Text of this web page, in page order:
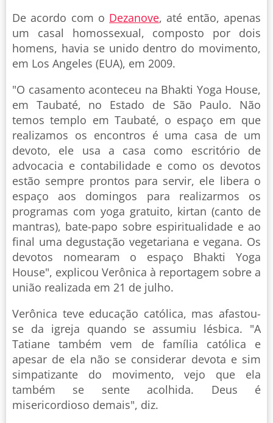
De acordo com o Dezanove, até então, apenas
um casal homossexual, composto por dois
homens, havia se unido dentro do movimento,
em Los Angeles (EUA), em 2009.
"O casamento aconteceu na Bhakti Yoga House,
em Taubaté, no Estado de São Paulo. Não
temos templo em Taubaté, o espaço em que
realizamos os encontros é uma casa de um
devoto, ele usa a casa como escritório de
advocacia e contabilidade e como os devotos
estão sempre prontos para servir, ele libera o
espaço aos domingos para realizarmos os
programas com yoga gratuito, kirtan (canto de
mantras), bate-papo sobre espiritualidade e ao
final uma degustação vegetariana e vegana. Os
devotos nomearam o espaço Bhakti Yoga
House", explicou Verônica à reportagem sobre a
união realizada em 21 de julho.
Verônica teve educação católica, mas afastou-
se da igreja quando se assumiu lésbica. "A
Tatiane também vem de família católica e
apesar de ela não se considerar devota e sim
simpatizante do movimento, vejo que ela
também se sente acolhida. Deus é
misericordioso demais", diz.